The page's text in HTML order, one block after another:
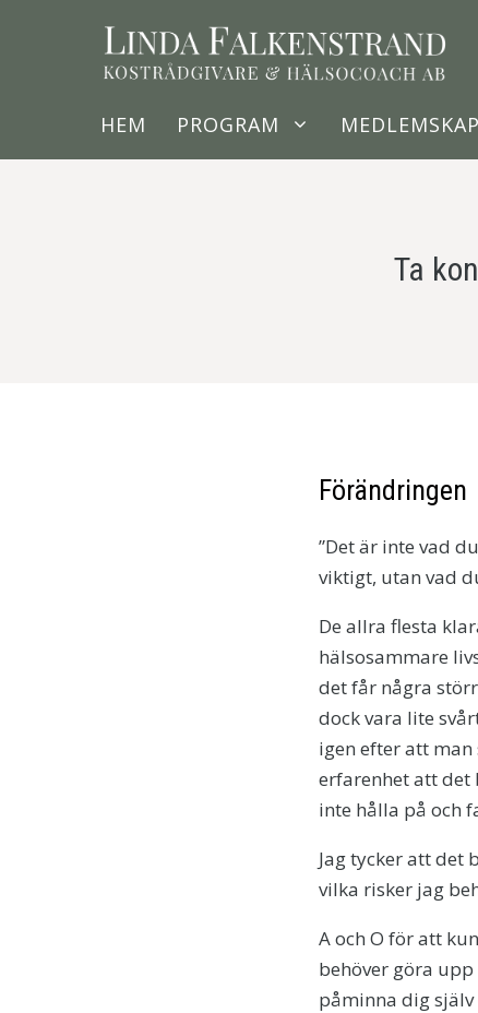
HEM PROGRAM MEDLEMSKAP
Ta
Förändringen
”Det är inte vad
viktigt, utan vad
De allra flesta
hälsosammare
det får några
dock vara lite
igen efter att
erfarenhet att det
inte hålla på och
Jag tycker att det
vilka risker jag
A och O för att
behöver göra
påminna dig